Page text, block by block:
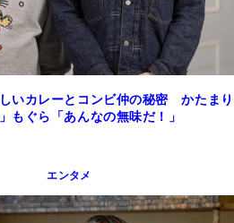
いカレーとコンビ仲の秘密 かたまり
もぐら「あんなの無味だ！」
エンタメ